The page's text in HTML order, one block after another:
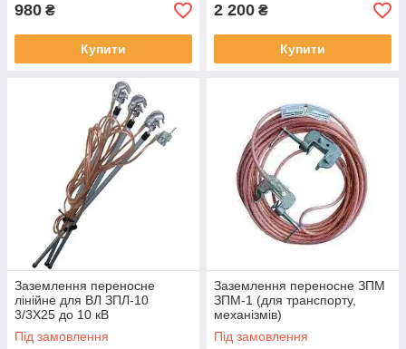
980 ₴
Купити
2 200 ₴
Купити
Заземлення переносне
лінійне для ВЛ ЗПЛ-10
3/3Х25 до 10 кВ
Під замовлення
Заземлення переносне ЗПМ
ЗПМ-1 (для транспорту,
механізмів)
Під замовлення